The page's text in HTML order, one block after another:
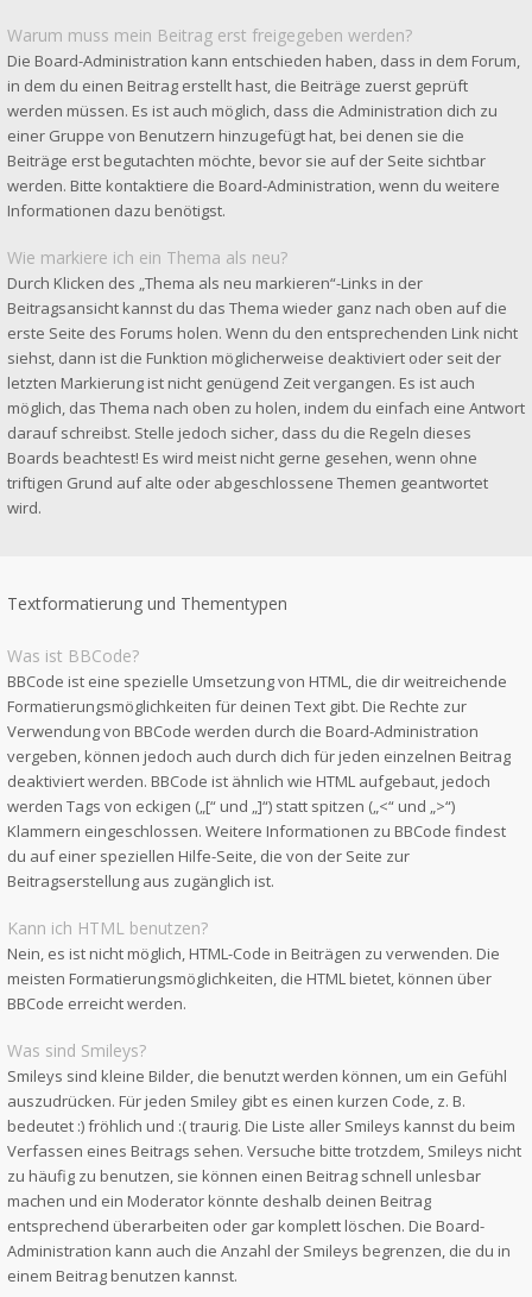
Warum muss mein Beitrag erst freigegeben werden?
Die Board-Administration kann entschieden haben, dass in dem Forum,
in dem du einen Beitrag erstellt hast, die Beiträge zuerst geprüft
werden müssen. Es ist auch möglich, dass die Administration dich zu
einer Gruppe von Benutzern hinzugefügt hat, bei denen sie die
Beiträge erst begutachten möchte, bevor sie auf der Seite sichtbar
werden. Bitte kontaktiere die Board-Administration, wenn du weitere
Informationen dazu benötigst.
Wie markiere ich ein Thema als neu?
Durch Klicken des „Thema als neu markieren“-Links in der
Beitragsansicht kannst du das Thema wieder ganz nach oben auf die
erste Seite des Forums holen. Wenn du den entsprechenden Link nicht
siehst, dann ist die Funktion möglicherweise deaktiviert oder seit der
letzten Markierung ist nicht genügend Zeit vergangen. Es ist auch
möglich, das Thema nach oben zu holen, indem du einfach eine Antwort
darauf schreibst. Stelle jedoch sicher, dass du die Regeln dieses
Boards beachtest! Es wird meist nicht gerne gesehen, wenn ohne
triftigen Grund auf alte oder abgeschlossene Themen geantwortet
wird.
Textformatierung und Thementypen
Was ist BBCode?
BBCode ist eine spezielle Umsetzung von HTML, die dir weitreichende
Formatierungsmöglichkeiten für deinen Text gibt. Die Rechte zur
Verwendung von BBCode werden durch die Board-Administration
vergeben, können jedoch auch durch dich für jeden einzelnen Beitrag
deaktiviert werden. BBCode ist ähnlich wie HTML aufgebaut, jedoch
werden Tags von eckigen („[“ und „]“) statt spitzen („<“ und „>“)
Klammern eingeschlossen. Weitere Informationen zu BBCode findest
du auf einer speziellen Hilfe-Seite, die von der Seite zur
Beitragserstellung aus zugänglich ist.
Kann ich HTML benutzen?
Nein, es ist nicht möglich, HTML-Code in Beiträgen zu verwenden. Die
meisten Formatierungsmöglichkeiten, die HTML bietet, können über
BBCode erreicht werden.
Was sind Smileys?
Smileys sind kleine Bilder, die benutzt werden können, um ein Gefühl
auszudrücken. Für jeden Smiley gibt es einen kurzen Code, z. B.
bedeutet :) fröhlich und :( traurig. Die Liste aller Smileys kannst du beim
Verfassen eines Beitrags sehen. Versuche bitte trotzdem, Smileys nicht
zu häufig zu benutzen, sie können einen Beitrag schnell unlesbar
machen und ein Moderator könnte deshalb deinen Beitrag
entsprechend überarbeiten oder gar komplett löschen. Die Board-
Administration kann auch die Anzahl der Smileys begrenzen, die du in
einem Beitrag benutzen kannst.